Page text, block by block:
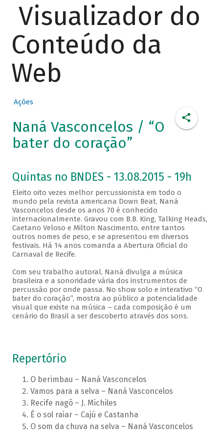
Visualizador do
Conteúdo da
Web
Ações
Naná Vasconcelos / “O
bater do coração”
Quintas no BNDES - 13.08.2015 - 19h
Eleito oito vezes melhor percussionista em todo o
mundo pela revista americana Down Beat, Naná
Vasconcelos desde os anos 70 é conhecido
internacionalmente. Gravou com B.B. King, Talking Heads,
Caetano Veloso e Milton Nascimento, entre tantos
outros nomes de peso, e se apresentou em diversos
festivais. Há 14 anos comanda a Abertura Oficial do
Carnaval de Recife.
Com seu trabalho autoral, Naná divulga a música
brasileira e a sonoridade vária dos instrumentos de
percussão por onde passa. No show solo e interativo “O
bater do coração”, mostra ao público a potencialidade
visual que existe na música – cada composição é um
cenário do Brasil a ser descoberto através dos sons.
Repertório
O berimbau – Naná Vasconcelos
Vamos para a selva – Naná Vasconcelos
Recife nagô – J. Michiles
É o sol raiar – Cajú e Castanha
O som da chuva na selva – Naná Vasconcelos